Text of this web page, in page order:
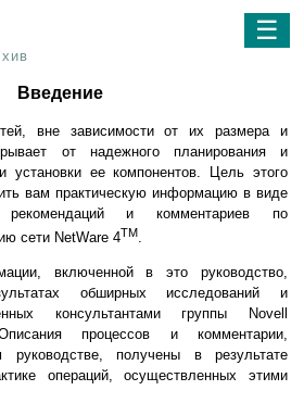
☰
Введение
вне зависимости от их размера и
от надежного планирования и
установки ее компонентов. Цель этого
вам практическую информацию в виде
рекомендаций и комментариев по
сети NetWare 4TM.
включенной в это руководство,
обширных исследований и
консультантами группы Novell
процессов и комментарии,
получены в результате
операций, осуществленных этими